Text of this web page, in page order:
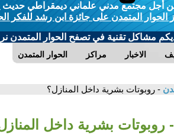
أجل مجتمع مدني علماني ديمقراطي حديث
الحوار المتمدن على جائزة ابن رشد للفكر
مشاكل تقنية في تصفح الحوار المتمدن
الحوار المتمدن مراكز الاخبار
- روبوتات بشرية داخل المنازل؟
- روبوتات بشرية داخل